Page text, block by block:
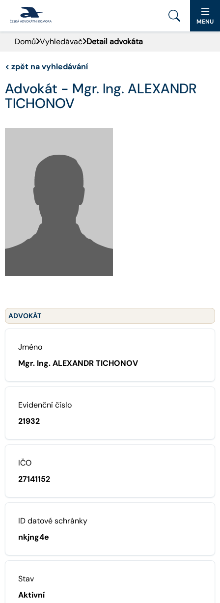
PORTÁL ČAK
DOMŮ
AKTUALITY
ADVOKÁTNÍ DENÍK
KONTAKT
MENU
Domů Vyhledávač Detail advokáta
< zpět na vyhledávání
Advokát - Mgr. Ing. ALEXANDR
TICHONOV
ADVOKÁT
Jméno
Mgr. Ing. ALEXANDR TICHONOV
Evidenční číslo
21932
IČO
27141152
ID datové schránky
nkjng4e
Stav
Aktivní